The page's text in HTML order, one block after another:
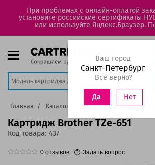
При проблемах с онлайн-оплатой
установите российские сертификаты
или используйте Яндекс.Браузер.
Ваш город
Санкт-Петербург
Все верно?
Да Нет
Главная Каталог Картриджи Картридж
Картридж Brother TZe-651
Код товара: 437
0 отзывов Задать вопрос